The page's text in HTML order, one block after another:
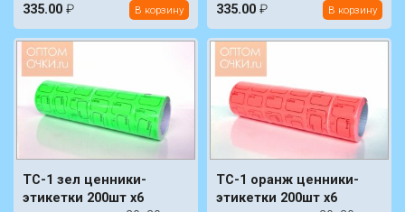
335.00 ₽ В корзину 335.00 ₽ В корзину
TC-1 зел ценники-
этикетки 200шт х6
TC-1 оранж ценники-
этикетки 200шт х6